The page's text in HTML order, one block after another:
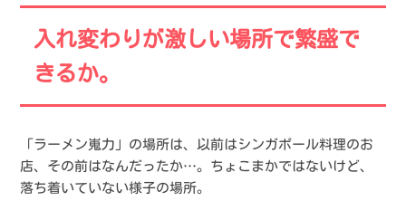
入れ変わりが激しい場所で繁盛で
きるか。
「ラーメン嵬力」の場所は、以前はシンガポール料理のお
店、その前はなんだったか…。ちょこまかではないけど、
落ち着いていない様子の場所。